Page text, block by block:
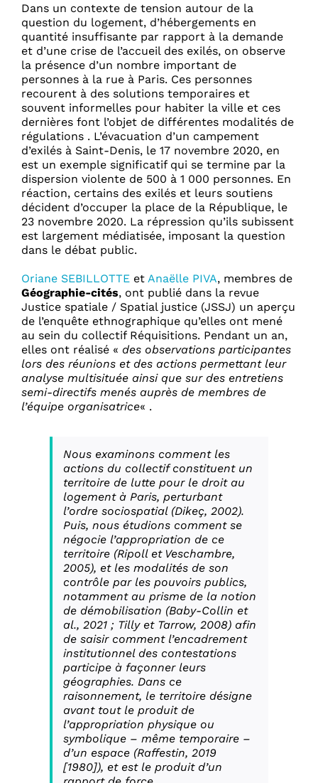
Dans un contexte de tension autour de la
question du logement, d’hébergements en
quantité insuffisante par rapport à la demande
et d’une crise de l’accueil des exilés, on observe
la présence d’un nombre important de
personnes à la rue à Paris. Ces personnes
recourent à des solutions temporaires et
souvent informelles pour habiter la ville et ces
dernières font l’objet de différentes modalités de
régulations . L’évacuation d’un campement
d’exilés à Saint-Denis, le 17 novembre 2020, en
est un exemple significatif qui se termine par la
dispersion violente de 500 à 1 000 personnes. En
réaction, certains des exilés et leurs soutiens
décident d’occuper la place de la République, le
23 novembre 2020. La répression qu’ils subissent
est largement médiatisée, imposant la question
dans le débat public.
Oriane SEBILLOTTE et Anaëlle PIVA, membres de
Géographie-cités, ont publié dans la revue
Justice spatiale / Spatial justice (JSSJ) un aperçu
de l’enquête ethnographique qu’elles ont mené
au sein du collectif Réquisitions. Pendant un an,
elles ont réalisé « des observations participantes
lors des réunions et des actions permettant leur
analyse multisituée ainsi que sur des entretiens
semi-directifs menés auprès de membres de
l’équipe organisatrice« .
Nous examinons comment les
actions du collectif constituent un
territoire de lutte pour le droit au
logement à Paris, perturbant
l’ordre sociospatial (Dikeç, 2002).
Puis, nous étudions comment se
négocie l’appropriation de ce
territoire (Ripoll et Veschambre,
2005), et les modalités de son
contrôle par les pouvoirs publics,
notamment au prisme de la notion
de démobilisation (Baby-Collin et
al., 2021 ; Tilly et Tarrow, 2008) afin
de saisir comment l’encadrement
institutionnel des contestations
participe à façonner leurs
géographies. Dans ce
raisonnement, le territoire désigne
avant tout le produit de
l’appropriation physique ou
symbolique – même temporaire –
d’un espace (Raffestin, 2019
[1980]), et est le produit d’un